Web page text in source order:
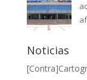
Noticias